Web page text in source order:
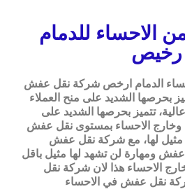
الاحساء للدمام
رخيص
الدمام ارخص شركة نقل عفش
بحرصها الشديد على منح العملاء
تتميز بحرصها الشديد على
وخارج الاحساء بمستوى نقل عفش
لها، مع شركة نقل عفش
ومهارة لن تشهد لها مثيل باقل
الاحساء هذا لان شركة نقل
نقل عفش في الاحساء